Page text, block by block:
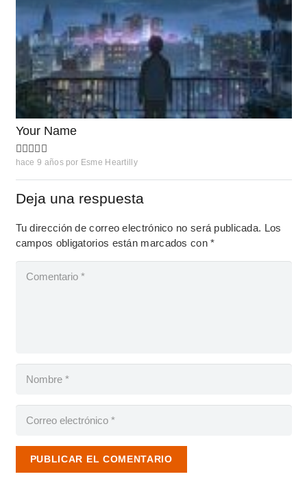
Your Name
hace 9 años por Esme Heartilly
Deja una respuesta
Tu dirección de correo electrónico no será publicada. Los
campos obligatorios están marcados con*
PUBLICAR EL COMENTARIO